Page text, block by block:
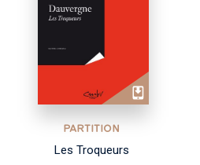
PARTITION
Les Troqueurs